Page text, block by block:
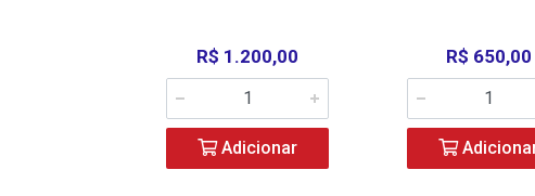
R$ 1.200,00
Adicionar
R$ 650,00